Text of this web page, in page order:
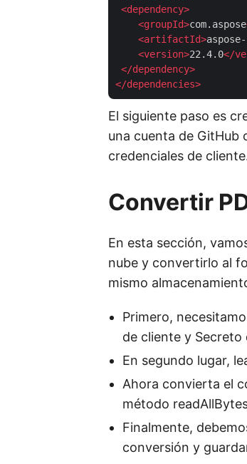
<dependency>
<groupId>com.aspose
<artifactId>
<version>22.4.0</
</dependency>
</dependencies>
El siguiente paso es
una cuenta de GitHub
credenciales de
Convertir
En esta sección,
nube y convertirlo al
mismo
Primero,
de cliente y
En segundo lugar,
Ahora convierta el
método
Finalmente,
conversión y